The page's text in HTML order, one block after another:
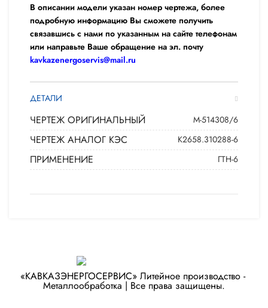
В описании модели указан номер чертежа, более
подробную информацию Вы сможете получить
связавшись с нами по указанным на сайте телефонам
или направьте Ваше обращение на эл. почту
kavkazenergoservis@mail.ru
ДЕТАЛИ
ЧЕРТЕЖ ОРИГИНАЛЬНЫЙ М-514308/6
ЧЕРТЕЖ АНАЛОГ КЭС К2658.310288-6
ПРИМЕНЕНИЕ ГТН-6
«КАВКАЗЭНЕРГОСЕРВИС» ​Литейное производство - ​
Металлообработка | Все права защищены.